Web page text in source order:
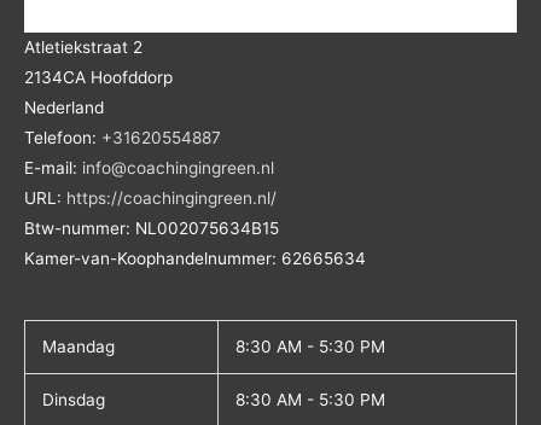
Atletiekstraat 2
2134CA Hoofddorp
Nederland
Telefoon: +31620554887
E-mail: info@coachingingreen.nl
URL: https://coachingingreen.nl/
Btw-nummer: NL002075634B15
Kamer-van-Koophandelnummer: 62665634
Maandag 8:30 AM - 5:30 PM
Dinsdag 8:30 AM - 5:30 PM